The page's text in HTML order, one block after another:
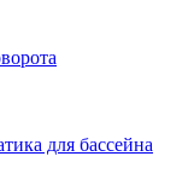
для бассейна